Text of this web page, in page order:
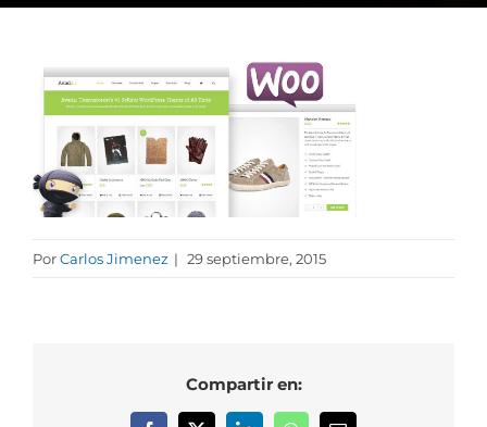
PorCarlos Jimenez | 29 septiembre, 2015
Compartir en: